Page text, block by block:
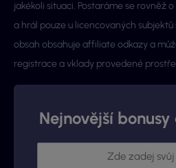
jakékoli situaci. Postaráme se rovněž
a hrál pouze u licencovaných subjektů
obsah obsahuje affiliate odkazy a
registrace a vklady provedené
Nejnovější